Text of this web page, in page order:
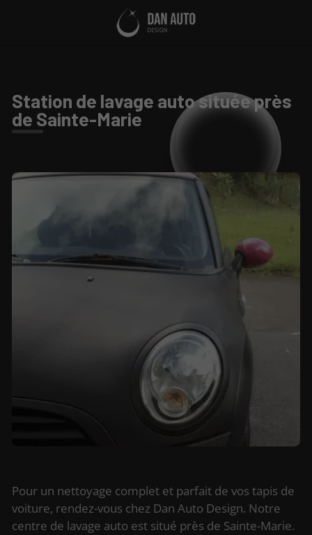
Station de lavage auto située près
de Sainte-Marie
Pour un nettoyage complet et parfait de vos tapis de
voiture, rendez-vous chez Dan Auto Design. Notre
centre de lavage auto est situé près de Sainte-Marie.